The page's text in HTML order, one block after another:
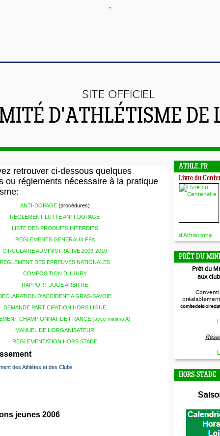
SITE OFFICIEL
D'ATHLÉTISME DE
retrouver ci-dessous quelques
ou réglements nécessaire à la pratique
ANTI-DOPAGE(procédures)
REGLEMENT LUTTE ANTI-DOPAGE
LISTE DES PRODUITS INTERDITS
REGLEMENTS GENERAUX FFA
CIRCULAIRE ADMINISTRATIVE 2009-2010
REGLEMENT DES EPREUVES NATIONALES
COMPOSITION DU JURY
RAPPORT JUGE ARBITRE
D'ACCIDENT A GRAS-SAVOIE
DEMANDE PARTICIPATION HORS LIGUE
CHAMPIONNAT DE FRANCE (avec minima A)
MANUEL DE L'ORGANISATEUR
REGLEMENTATION HORS STADE
des Athlètes et des Clubs
jeunes 2006
ATHLE.FR
Livre du
d'Athlétisme.
PRÊT DU
Prêt du
aux
HORS-STADE